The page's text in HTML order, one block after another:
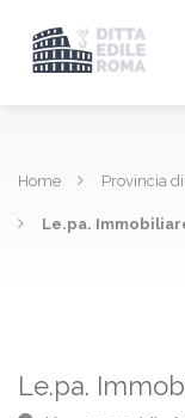
Home Provincia
Le.pa.
Le.pa.